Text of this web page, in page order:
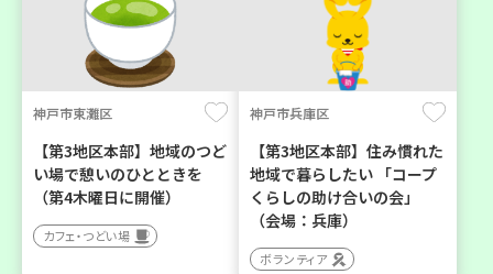
神戸市東灘区
【第3地区本部】地域のつど
い場で憩いのひとときを
（第4木曜日に開催）
カフェ・つどい場
神戸市兵庫区
【第3地区本部】住み慣れた
地域で暮らしたい 「コープ
くらしの助け合いの会」
（会場：兵庫）
ボランティア